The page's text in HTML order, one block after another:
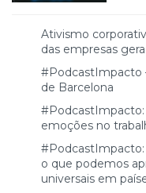
Ativismo
das empresas
#PodcastImpacto
de Barcelona
#PodcastImpacto:
emoções no
#PodcastImpacto:
o que podemos
universais em